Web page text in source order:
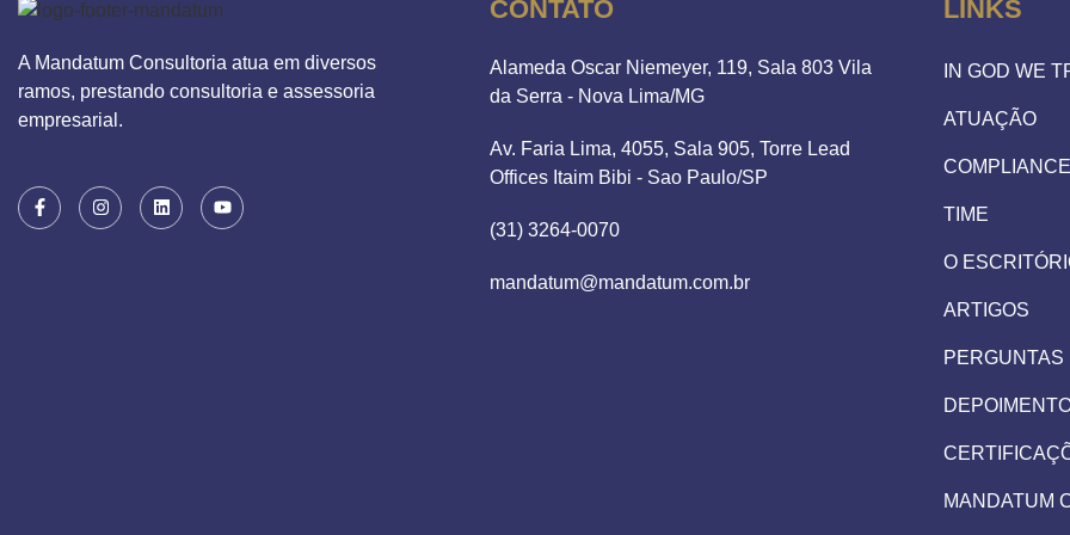
A Mandatum Consultoria atua em diversos
ramos, prestando consultoria e assessoria
empresarial.
CONTATO
Alameda Oscar Niemeyer, 119, Sala 803 Vila
da Serra - Nova Lima/MG
Av. Faria Lima, 4055, Sala 905, Torre Lead
Offices Itaim Bibi - Sao Paulo/SP
(31) 3264-0070
mandatum@mandatum.com.br
LINKS
IN GOD WE
ATUAÇÃO
COMPLIANCE
TIME
O
ARTIGOS
PERGUNTAS
MANDATUM